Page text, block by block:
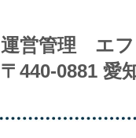
運営管理 エフ
〒440-0881 愛